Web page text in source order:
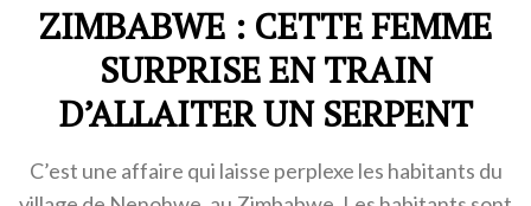
ZIMBABWE : CETTE FEMME
SURPRISE EN TRAIN
D’ALLAITER UN SERPENT
C’est une affaire qui laisse perplexe les habitants du